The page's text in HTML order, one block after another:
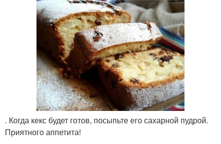
. Когда кекс будет готов, посыпьте его сахарной пудрой.
Приятного аппетита!